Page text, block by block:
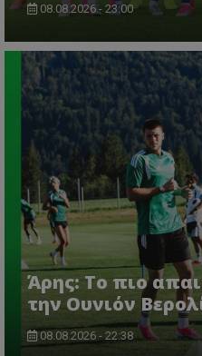
08.08.2026 - 23:00
Άρης: Το πιο
την Ουνιόν
08.08.2026 - 22:38